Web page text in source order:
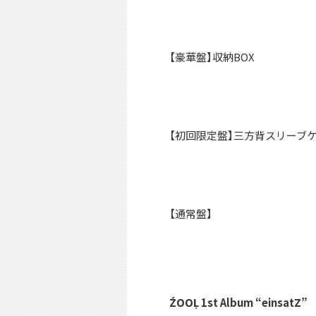
【豪華盤】収納BOX
【初回限定盤】三方背スリーブ
【通常盤】
ŹOOĻ 1st Album “einsatZ”